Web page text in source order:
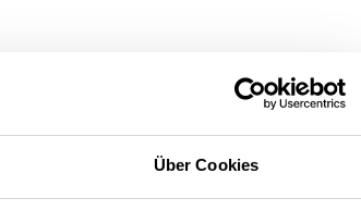
Über Cookies